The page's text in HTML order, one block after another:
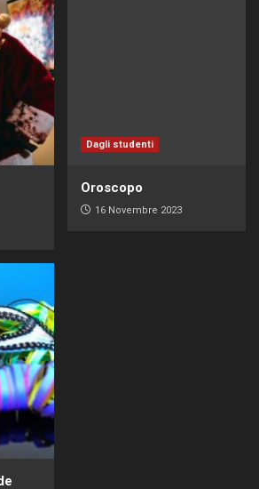
Dagli studenti
Oroscopo
16 Novembre 2023